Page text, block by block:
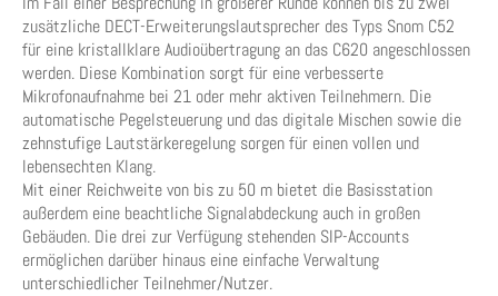
zusätzliche DECT-Erweiterungslautsprecher des Typs Snom C52
für eine kristallklare Audioübertragung an das C620 angeschlossen
werden. Diese Kombination sorgt für eine verbesserte
Mikrofonaufnahme bei 21 oder mehr aktiven Teilnehmern. Die
automatische Pegelsteuerung und das digitale Mischen sowie die
zehnstufige Lautstärkeregelung sorgen für einen vollen und
lebensechten Klang.
Mit einer Reichweite von bis zu 50 m bietet die Basisstation
außerdem eine beachtliche Signalabdeckung auch in großen
Gebäuden. Die drei zur Verfügung stehenden SIP-Accounts
ermöglichen darüber hinaus eine einfache Verwaltung
unterschiedlicher Teilnehmer/Nutzer.